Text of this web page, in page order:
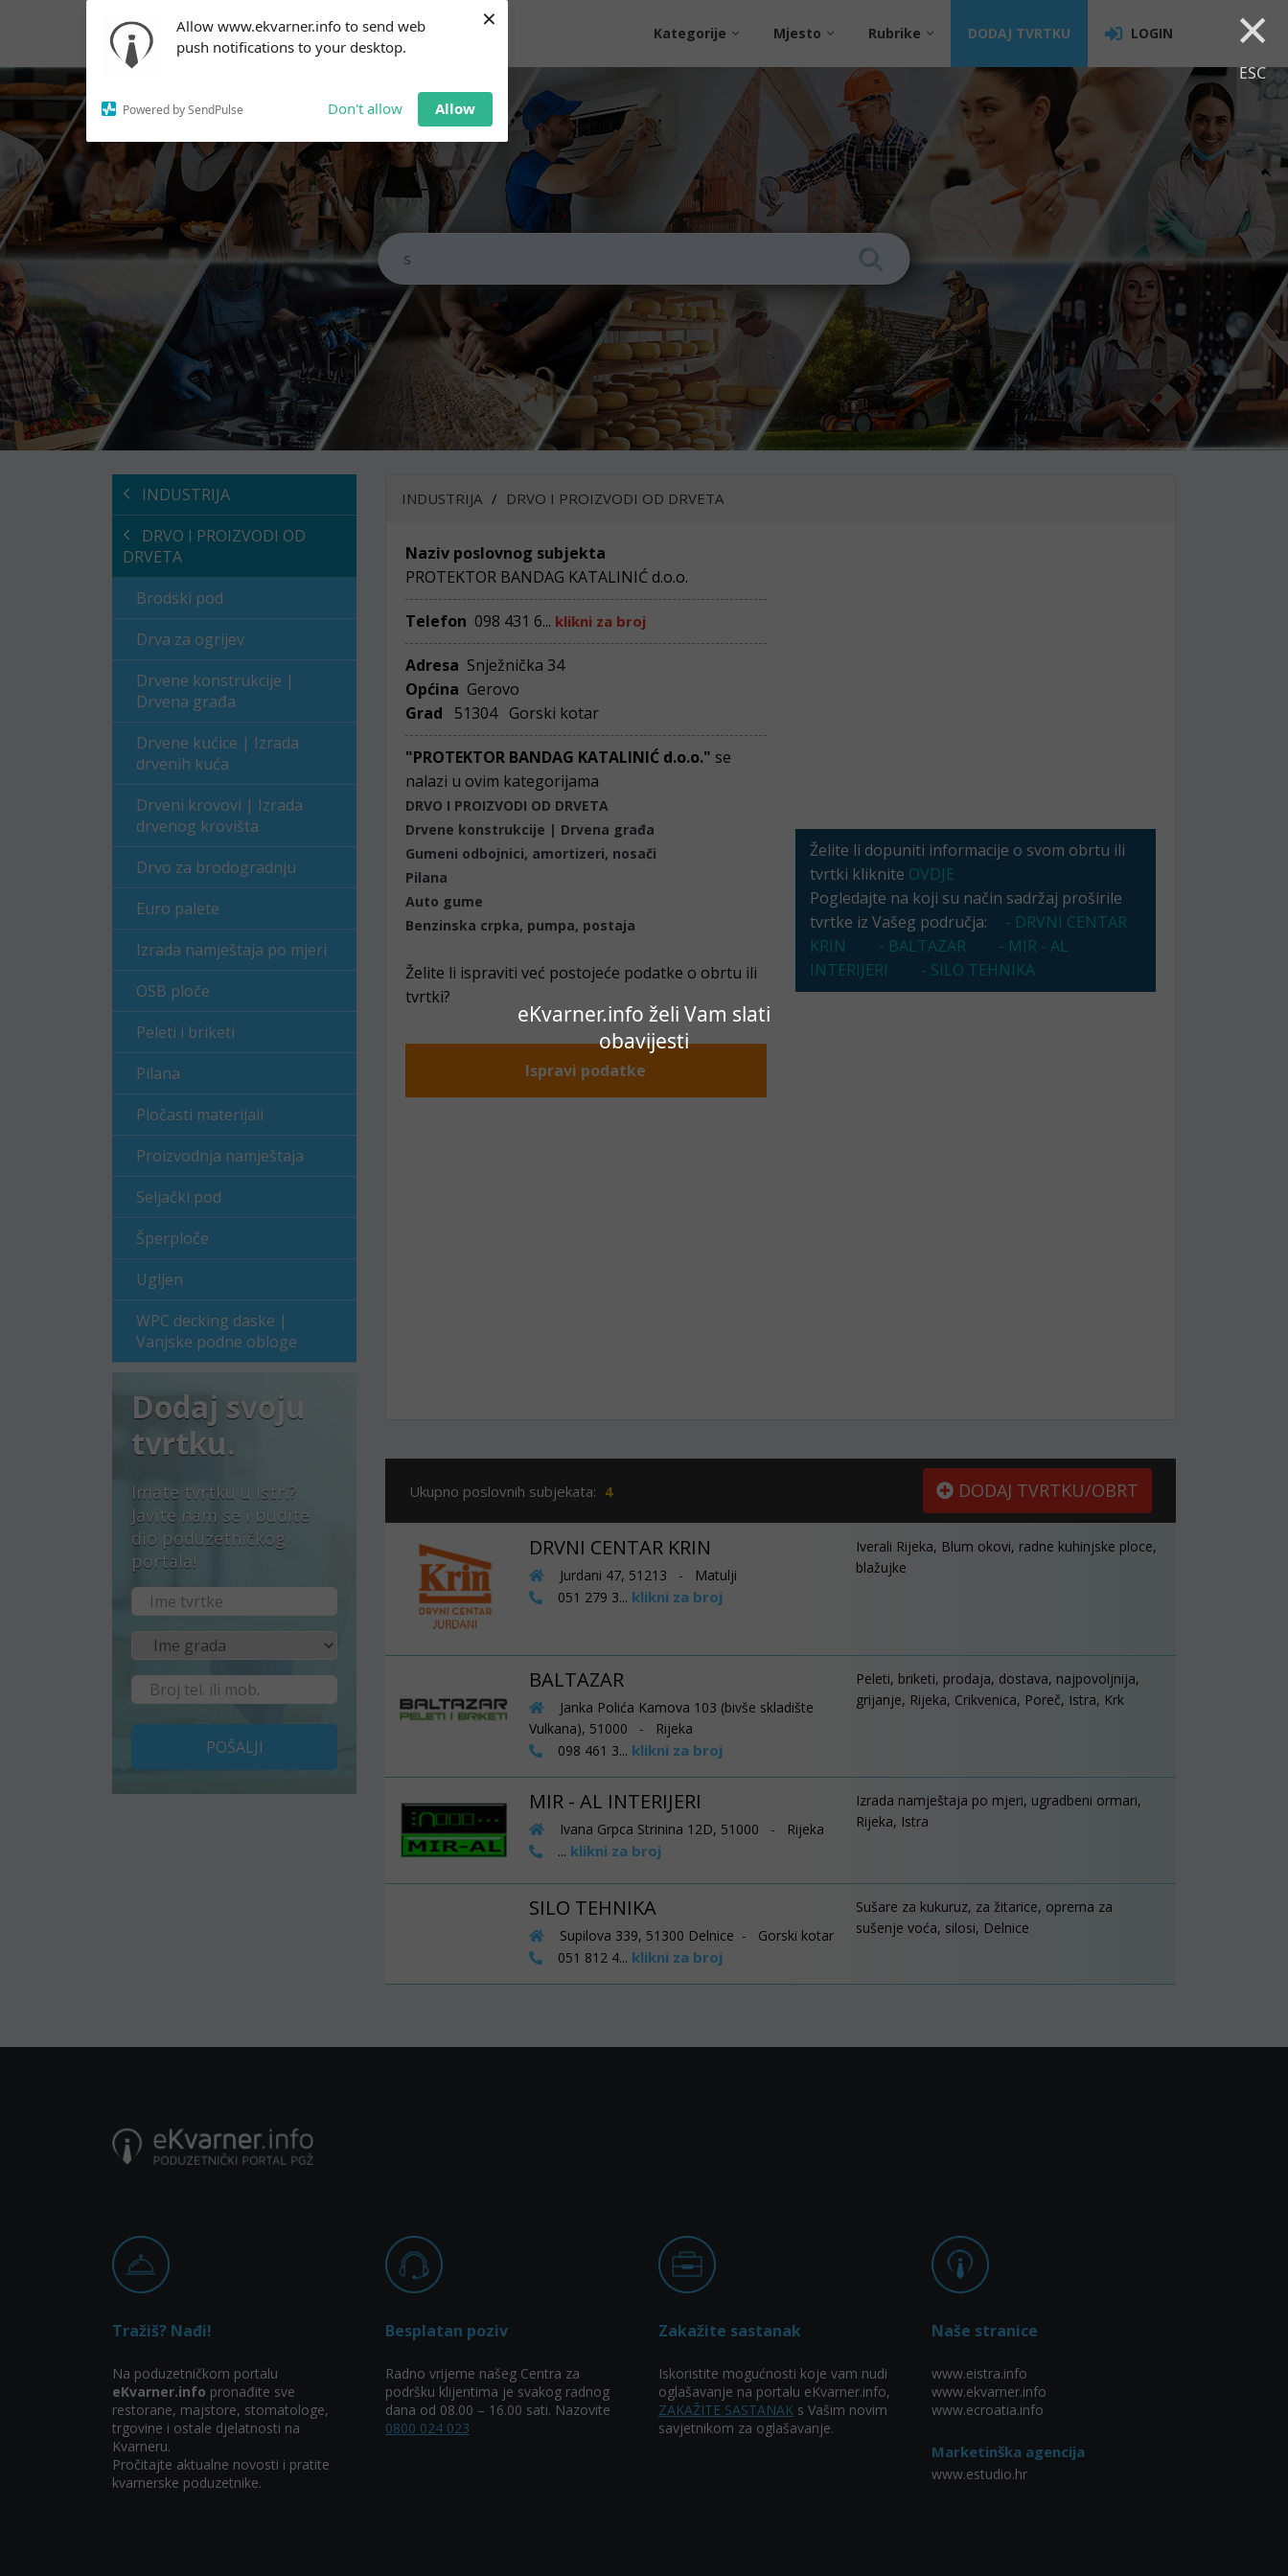
Allow www.ekvarner.info to send web
push notifications to your desktop.
Powered by SendPulse Don't allow Allow
× ×
ESC
eKvarner.info želi Vam slati
obavijesti
notifications!
To enable permission prompts, click
on the notification icon
Kategorije Mjesto Rubrike DODAJ TVRTKU LOGIN
INDUSTRIJA
DRVO I PROIZVODI OD
DRVETA
Brodski pod
Drva za ogrijev
Drvene konstrukcije |
Drvena građa
Drvene kućice | Izrada
drvenih kuća
Drveni krovovi | Izrada
drvenog krovišta
Drvo za brodogradnju
Euro palete
Izrada namještaja po mjeri
OSB ploče
Peleti i briketi
Pilana
Pločasti materijali
Proizvodnja namještaja
Seljački pod
Šperploče
Ugljen
WPC decking daske |
Vanjske podne obloge
Dodaj svoju
tvrtku.
Imate tvrtku u Istri?
Javite nam se i budite
dio poduzetničkog
portala!
POŠALJI
INDUSTRIJA DRVO I PROIZVODI OD DRVETA
Naziv poslovnog subjekta
PROTEKTOR BANDAG KATALINIĆ d.o.o.
Telefon 098 431 6... klikni za broj
Adresa Snježnička 34
Općina Gerovo
Grad
51304 Gorski kotar
"PROTEKTOR BANDAG KATALINIĆ d.o.o." se
nalazi u ovim kategorijama
DRVO I PROIZVODI OD DRVETA
Drvene konstrukcije | Drvena građa
Gumeni odbojnici, amortizeri, nosači
Pilana
Auto gume
Benzinska crpka, pumpa, postaja
Želite li ispraviti već postojeće podatke o obrtu ili
tvrtki?
Ispravi podatke
Želite li dopuniti informacije o svom obrtu ili
tvrtki kliknite OVDJE
Pogledajte na koji su način sadržaj proširile
tvrtke iz Vašeg područja:
- DRVNI CENTAR
KRIN
- BALTAZAR
- MIR - AL
INTERIJERI
- SILO TEHNIKA
Ukupno poslovnih subjekata: 4 DODAJ TVRTKU/OBRT
DRVNI CENTAR KRIN
Jurdani 47, 51213 - Matulji
051 279 3... klikni za broj
Iverali Rijeka, Blum okovi, radne kuhinjske ploce,
blažujke
BALTAZAR
Janka Polića Kamova 103 (bivše skladište
Vulkana), 51000 - Rijeka
098 461 3... klikni za broj
Peleti, briketi, prodaja, dostava, najpovoljnija,
grijanje, Rijeka, Crikvenica, Poreč, Istra, Krk
MIR - AL INTERIJERI
Ivana Grpca Strinina 12D, 51000 - Rijeka
... klikni za broj
Izrada namještaja po mjeri, ugradbeni ormari,
Rijeka, Istra
SILO TEHNIKA
Supilova 339, 51300 Delnice - Gorski kotar
051 812 4... klikni za broj
Sušare za kukuruz, za žitarice, oprema za
sušenje voća, silosi, Delnice
Tražiš? Nađi!
Na poduzetničkom portalu
eKvarner.info pronađite sve
restorane, majstore, stomatologe,
trgovine i ostale djelatnosti na
Kvarneru.
Pročitajte aktualne novosti i pratite
kvarnerske poduzetnike.
Besplatan poziv
Radno vrijeme našeg Centra za
podršku klijentima je svakog radnog
dana od 08.00 – 16.00 sati. Nazovite
0800 024 023
Zakažite sastanak
Iskoristite mogućnosti koje vam nudi
oglašavanje na portalu eKvarner.info,
ZAKAŽITE SASTANAK s Vašim novim
savjetnikom za oglašavanje.
Naše stranice
www.eistra.info
www.ekvarner.info
www.ecroatia.info
Marketinška agencija
www.estudio.hr